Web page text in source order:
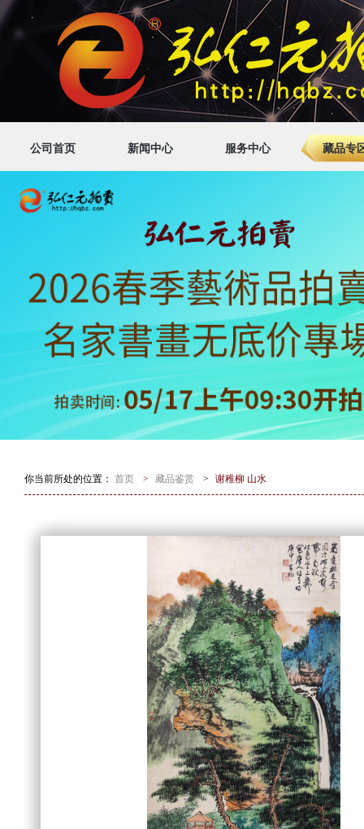
公司首页 新闻中心 服务中心 藏品专
你当前所处的位置： 首页 > 藏品鉴赏 > 谢稚柳 山水